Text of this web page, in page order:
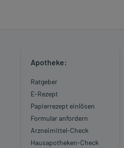
Apotheke:
Ratgeber
E-Rezept
Papierrezept einlösen
Formular anfordern
Arzneimittel-Check
Hausapotheken-Check